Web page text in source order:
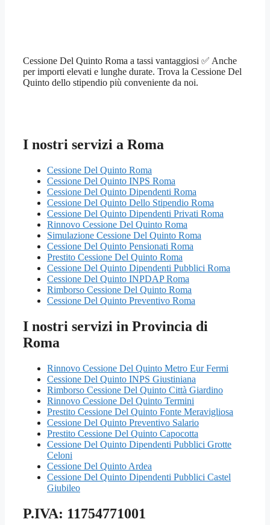
Cessione Del Quinto Roma a tassi vantaggiosi ✅ Anche
per importi elevati e lunghe durate. Trova la Cessione Del
Quinto dello stipendio più conveniente da noi.
I nostri servizi a Roma
Cessione Del Quinto Roma
Cessione Del Quinto INPS Roma
Cessione Del Quinto Dipendenti Roma
Cessione Del Quinto Dello Stipendio Roma
Cessione Del Quinto Dipendenti Privati Roma
Rinnovo Cessione Del Quinto Roma
Simulazione Cessione Del Quinto Roma
Cessione Del Quinto Pensionati Roma
Prestito Cessione Del Quinto Roma
Cessione Del Quinto Dipendenti Pubblici Roma
Cessione Del Quinto INPDAP Roma
Rimborso Cessione Del Quinto Roma
Cessione Del Quinto Preventivo Roma
I nostri servizi in Provincia di
Roma
Rinnovo Cessione Del Quinto Metro Eur Fermi
Cessione Del Quinto INPS Giustiniana
Rimborso Cessione Del Quinto Città Giardino
Rinnovo Cessione Del Quinto Termini
Prestito Cessione Del Quinto Fonte Meravigliosa
Cessione Del Quinto Preventivo Salario
Prestito Cessione Del Quinto Capocotta
Cessione Del Quinto Dipendenti Pubblici Grotte
Celoni
Cessione Del Quinto Ardea
Cessione Del Quinto Dipendenti Pubblici Castel
Giubileo
P.IVA: 11754771001